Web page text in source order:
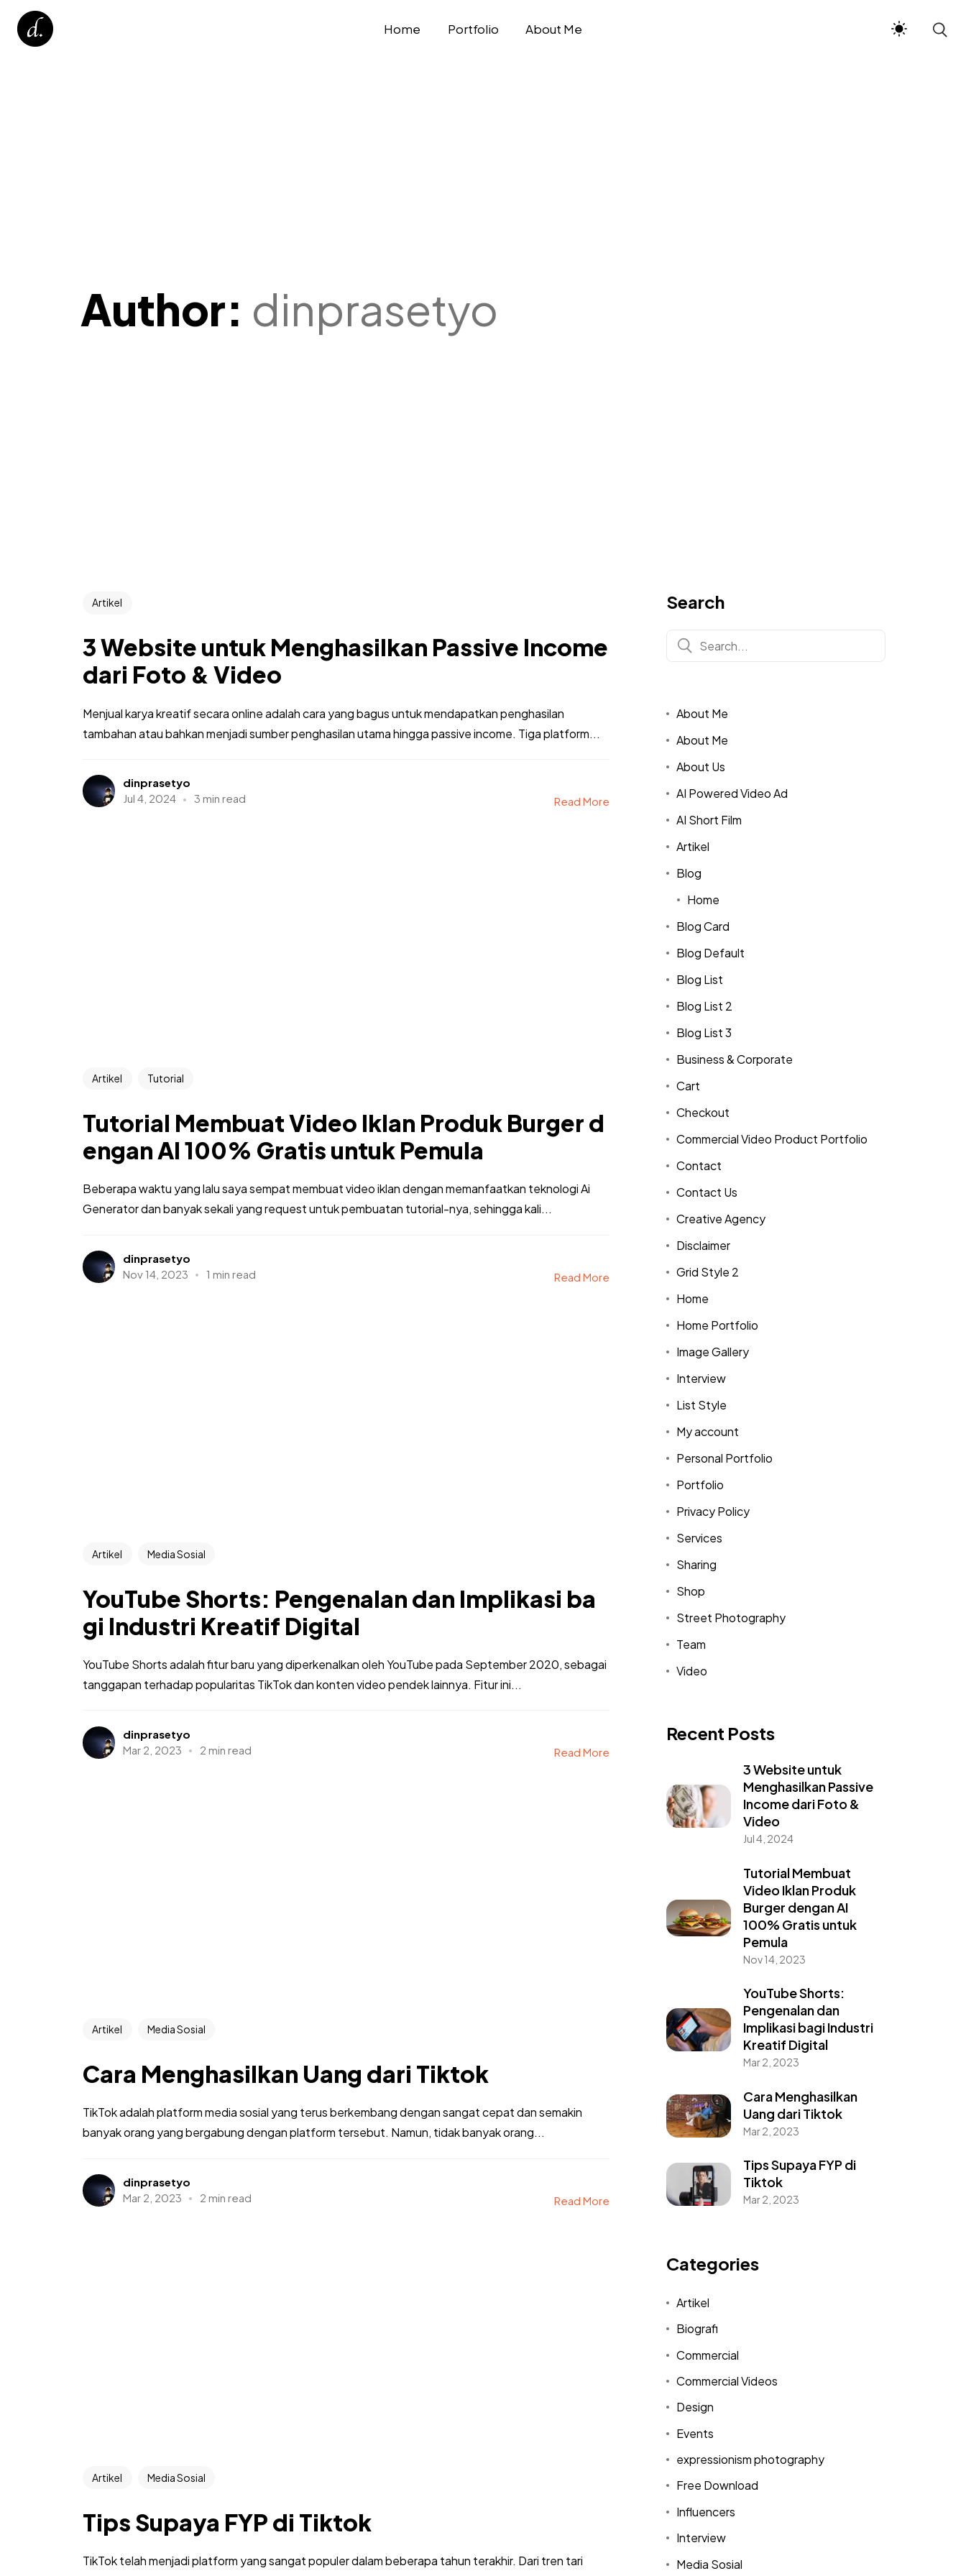
Home Portfolio About Me
Author: dinprasetyo
Artikel
3 Website untuk Menghasilkan Passive Income
dari Foto & Video
Menjual karya kreatif secara online adalah cara yang bagus untuk mendapatkan penghasilan
tambahan atau bahkan menjadi sumber penghasilan utama hingga passive income. Tiga platform...
dinprasetyo
Jul 4, 2024
3 min read Read More
Artikel Tutorial
Tutorial Membuat Video Iklan Produk Burger d
engan AI 100% Gratis untuk Pemula
Beberapa waktu yang lalu saya sempat membuat video iklan dengan memanfaatkan teknologi Ai
Generator dan banyak sekali yang request untuk pembuatan tutorial-nya, sehingga kali...
dinprasetyo
Nov 14, 2023
1 min read Read More
Artikel Media Sosial
YouTube Shorts: Pengenalan dan Implikasi ba
gi Industri Kreatif Digital
YouTube Shorts adalah fitur baru yang diperkenalkan oleh YouTube pada September 2020, sebagai
tanggapan terhadap popularitas TikTok dan konten video pendek lainnya. Fitur ini...
dinprasetyo
Mar 2, 2023
2 min read Read More
Artikel Media Sosial
Cara Menghasilkan Uang dari Tiktok
TikTok adalah platform media sosial yang terus berkembang dengan sangat cepat dan semakin
banyak orang yang bergabung dengan platform tersebut. Namun, tidak banyak orang...
dinprasetyo
Mar 2, 2023
2 min read Read More
Artikel Media Sosial
Tips Supaya FYP di Tiktok
TikTok telah menjadi platform yang sangat populer dalam beberapa tahun terakhir. Dari tren tari
Search
About Me
About Me
About Us
AI Powered Video Ad
AI Short Film
Artikel
Blog
Home
Blog Card
Blog Default
Blog List
Blog List 2
Blog List 3
Business & Corporate
Cart
Checkout
Commercial Video Product Portfolio
Contact
Contact Us
Creative Agency
Disclaimer
Grid Style 2
Home
Home Portfolio
Image Gallery
Interview
List Style
My account
Personal Portfolio
Portfolio
Privacy Policy
Services
Sharing
Shop
Street Photography
Team
Video
Recent Posts
3 Website untuk
Menghasilkan Passive
Income dari Foto &
Video
Jul 4, 2024
Tutorial Membuat
Video Iklan Produk
Burger dengan AI
100% Gratis untuk
Pemula
Nov 14, 2023
YouTube Shorts:
Pengenalan dan
Implikasi bagi Industri
Kreatif Digital
Mar 2, 2023
Cara Menghasilkan
Uang dari Tiktok
Mar 2, 2023
Tips Supaya FYP di
Tiktok
Mar 2, 2023
Categories
Artikel
Biografi
Commercial
Commercial Videos
Design
Events
expressionism photography
Free Download
Influencers
Interview
Media Sosial